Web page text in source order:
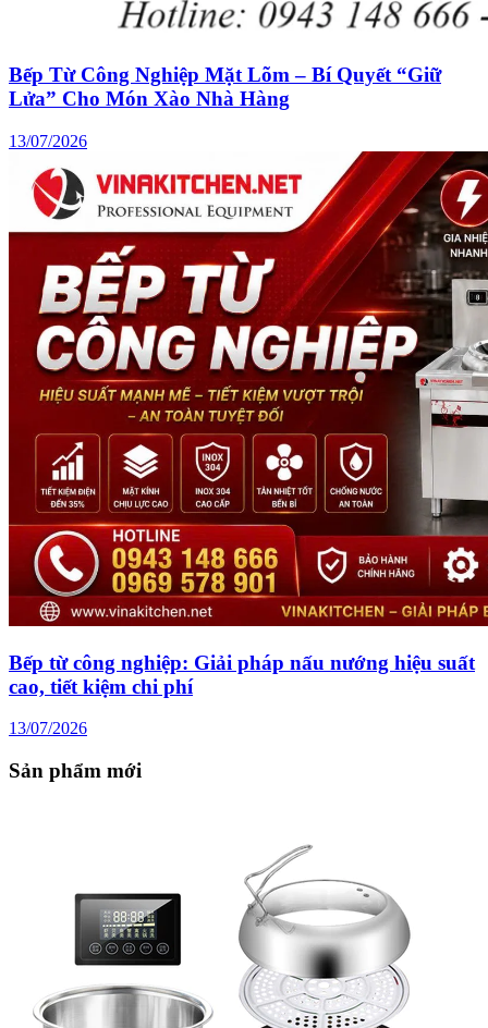
Bếp Từ Công Nghiệp Mặt Lõm – Bí Quyết “Giữ
Lửa” Cho Món Xào Nhà Hàng
13/07/2026
Bếp từ công nghiệp: Giải pháp nấu nướng hiệu suất
cao, tiết kiệm chi phí
13/07/2026
Sản phẩm mới